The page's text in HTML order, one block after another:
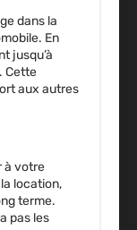
dans la
En
jusqu’à
Cette
aux autres
à votre
location,
terme.
pas les